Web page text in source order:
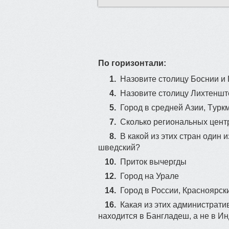
По горизонтали:
1. Назовите столицу Боснии и
4. Назовите столицу
5. Гоpoд в cрeдней Азии,
7. Сколько региональных
8. В какой из этих стран один
шведский?
10. Приток вычергды
12. Город на Урале
14. Город в России,
16. Какая из этих
находится в Бангладеш, а не в